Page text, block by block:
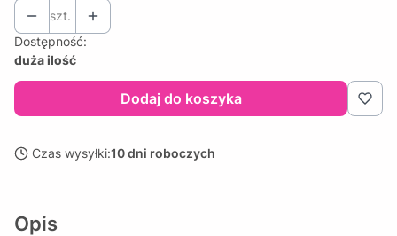
szt.
Dostępność:
duża ilość
Dodaj do koszyka
Czas wysyłki:10 dni roboczych
Opis